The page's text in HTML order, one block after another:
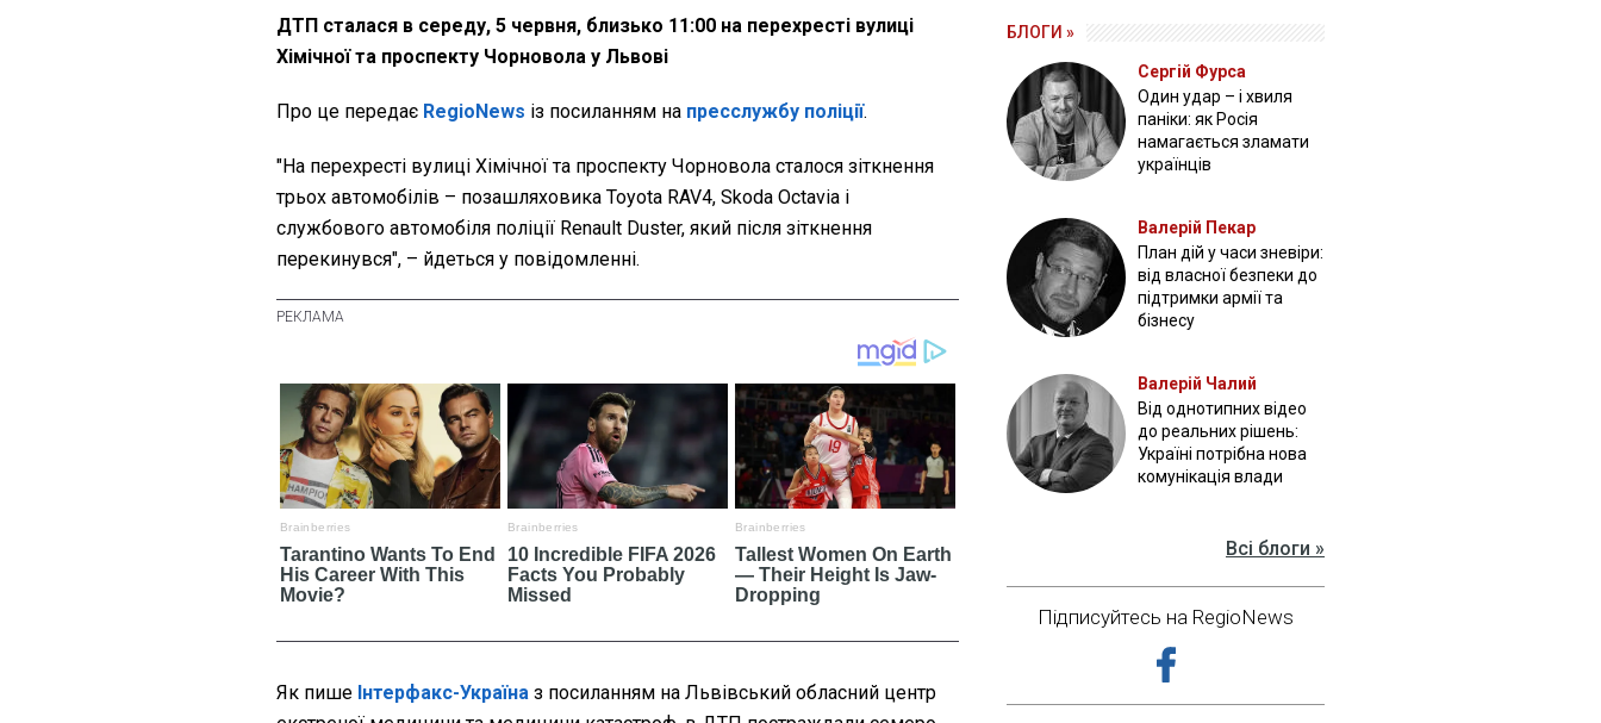
ДТП сталася в середу, 5 червня, близько 11:00 на перехресті вулиці
Хімічної та проспекту Чорновола у Львові
Про це передає RegioNews із посиланням на пресслужбу поліції.
"На перехресті вулиці Хімічної та проспекту Чорновола сталося зіткнення
трьох автомобілів – позашляховика Toyota RAV4, Skoda Octavia і
службового автомобіля поліції Renault Duster, який після зіткнення
перекинувся", – йдеться у повідомленні.
Як пише Інтерфакс-Україна з посиланням на Львівський обласний центр
БЛОГИ »
Сергій Фурса
Один удар – і хвиля
паніки: як Росія
намагається зламати
українців
Валерій Пекар
План дій у часи зневіри:
від власної безпеки до
підтримки армії та
бізнесу
Валерій Чалий
Від однотипних відео
до реальних рішень:
Україні потрібна нова
комунікація влади
Всі блоги »
Підписуйтесь на RegioNews